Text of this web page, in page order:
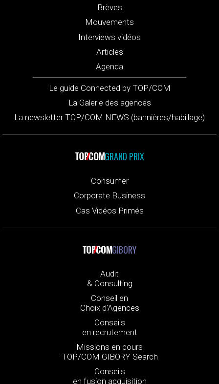
Brèves
Mouvements
Interviews vidéos
Articles
Agenda
Le guide Connected by TOP/COM
La Galerie des agences
La newsletter TOP/COM NEWS (bannières/habillage)
GRAND PRIX
Consumer
Corporate Business
Cas Vidéos Primés
GIBORY
Audit
& Consulting
Conseil en
Choix d’Agences
Conseils
en recrutement
Missions en cours
TOP/COM GIBORY Search
Conseils
en fusion acquisition